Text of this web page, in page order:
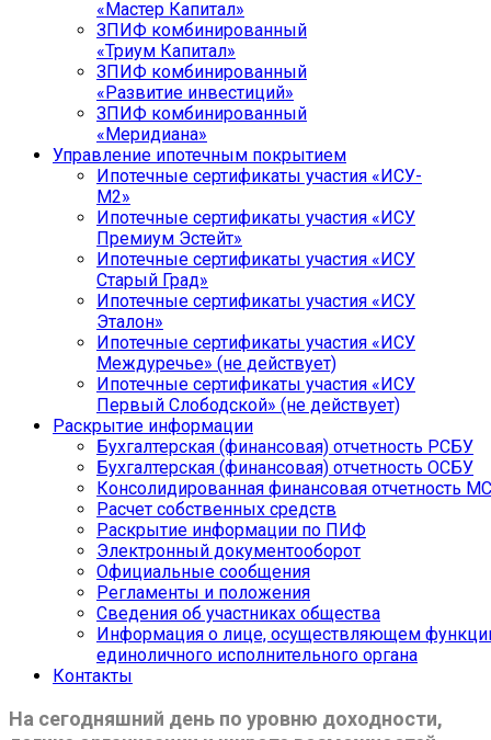
«Мастер Капитал»
ЗПИФ комбинированный
«Триум Капитал»
ЗПИФ комбинированный
«Развитие инвестиций»
ЗПИФ комбинированный
«Меридиана»
Управление ипотечным покрытием
Ипотечные сертификаты участия «ИСУ-
М2»
Ипотечные сертификаты участия «ИСУ
Премиум Эстейт»
Ипотечные сертификаты участия «ИСУ
Старый Град»
Ипотечные сертификаты участия «ИСУ
Эталон»
Ипотечные сертификаты участия «ИСУ
Междуречье» (не действует)
Ипотечные сертификаты участия «ИСУ
Первый Слободской» (не действует)
Раскрытие информации
Бухгалтерская (финансовая) отчетность РСБУ
Бухгалтерская (финансовая) отчетность ОСБУ
Консолидированная финансовая отчетность
Расчет собственных средств
Раскрытие информации по ПИФ
Электронный документооборот
Официальные сообщения
Регламенты и положения
Сведения об участниках общества
Информация о лице, осуществляющем
единоличного исполнительного органа
Контакты
На сегодняшний день по уровню доходности,